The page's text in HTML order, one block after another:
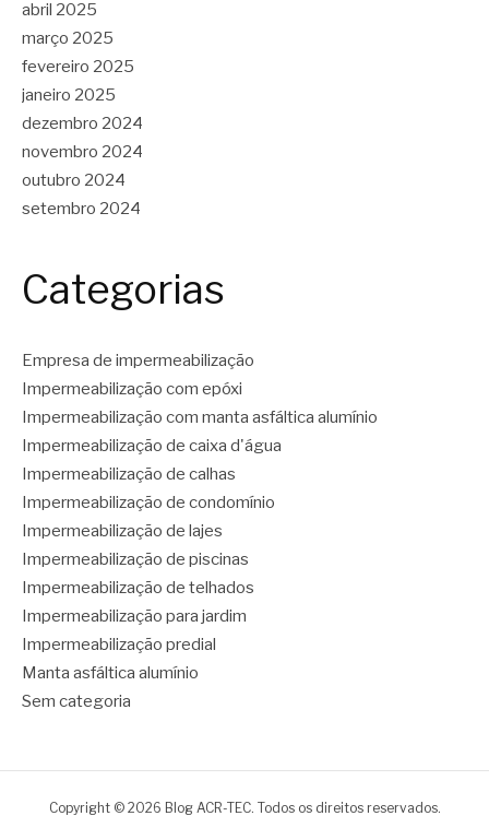
abril 2025
março 2025
fevereiro 2025
janeiro 2025
dezembro 2024
novembro 2024
outubro 2024
setembro 2024
Categorias
Empresa de impermeabilização
Impermeabilização com epóxi
Impermeabilização com manta asfáltica alumínio
Impermeabilização de caixa d'água
Impermeabilização de calhas
Impermeabilização de condomínio
Impermeabilização de lajes
Impermeabilização de piscinas
Impermeabilização de telhados
Impermeabilização para jardim
Impermeabilização predial
Manta asfáltica alumínio
Sem categoria
Copyright © 2026 Blog ACR-TEC. Todos os direitos reservados.